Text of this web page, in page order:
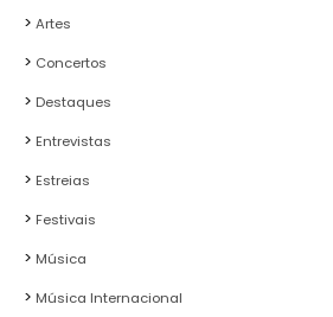
Artes
Concertos
Destaques
Entrevistas
Estreias
Festivais
Música
Música Internacional